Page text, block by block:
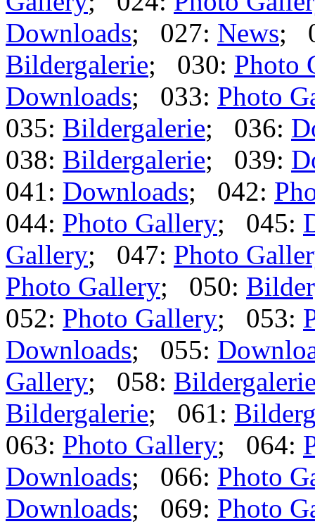
Downloads; 027: News;
Bildergalerie; 030: Photo
Downloads; 033: Photo
035: Bildergalerie; 036:
038: Bildergalerie; 039:
041: Downloads; 042:
044: Photo Gallery; 045:
Gallery; 047: Photo
Photo Gallery; 050:
052: Photo Gallery; 053:
Downloads; 055:
Gallery; 058:
Bildergalerie; 061:
063: Photo Gallery; 064:
Downloads; 066: Photo
Downloads; 069: Photo